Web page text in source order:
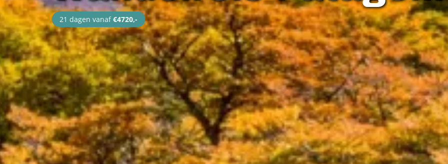
21 dagen vanaf€4720,-